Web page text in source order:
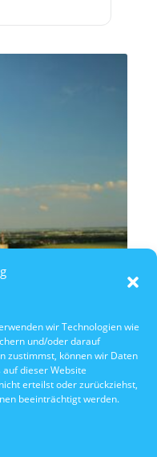
wir Technologien wie
und/oder darauf
zustimmst, können wir Daten
dieser Website
erteilst oder zurückziehst,
beeinträchtigt werden.